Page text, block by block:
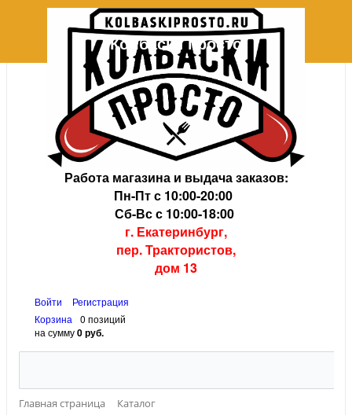
Колбаски просто
+7 (343) 202-08-38
+7 (343) 383-34-23
Работа магазина и выдача заказов:
Пн-Пт с 10:00-20:00
Сб-Вс с 10:00-18:00
г. Екатеринбург,
пер. Трактористов,
дом 13
Войти
Регистрация
Корзина
0 позиций
на сумму0 руб.
Главная страница
Каталог